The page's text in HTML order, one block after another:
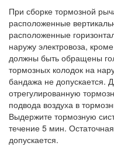
При сборке тормозной
расположенные
расположенные
наружу электровоза,
должны быть обращены
тормозных колодок на
бандажа не допускается.
отрегулированную
подвода воздуха в
Выдержите тормозную
течение 5 мин.
допускается.